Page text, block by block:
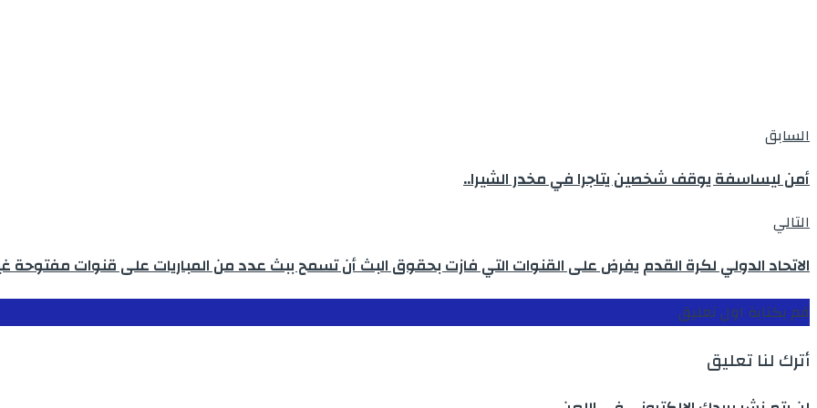
السابق
أمن ليساسفة يوقف شخصين يتاجرا في مخدر الشيرا..
التالي
الاتحاد الدولي لكرة القدم يفرض على القنوات التي فازت بحقوق البث أن تسمح ببث عدد من المباريات على قنوات مفتوحة
قم بكتابة اول تعليق
أترك لنا تعليق